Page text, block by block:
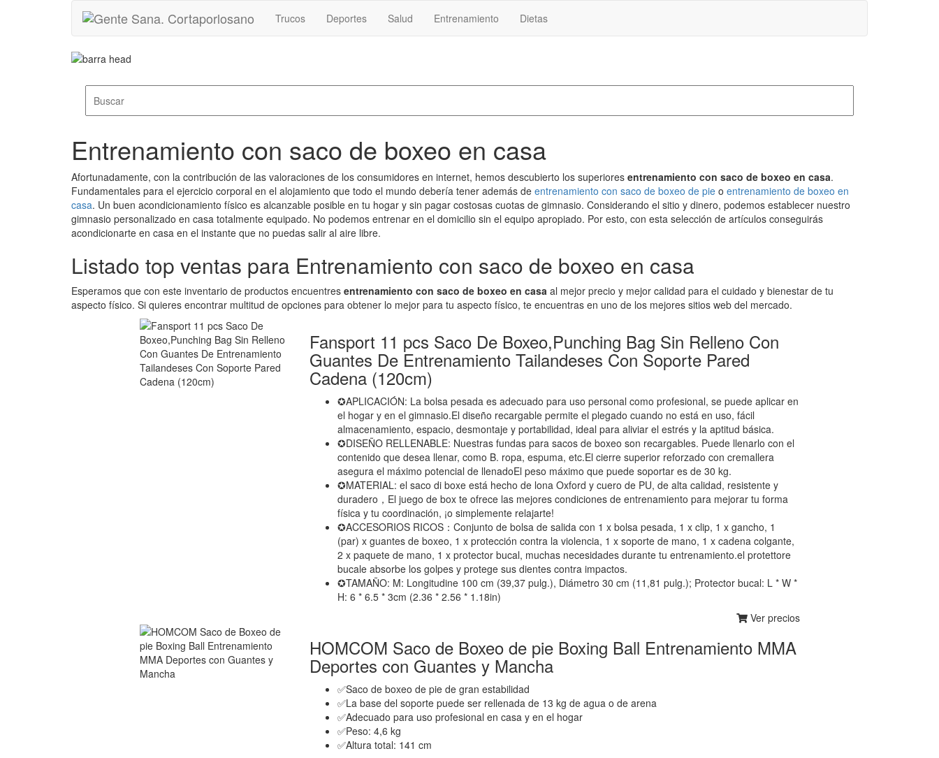
Trucos Deportes Salud Entrenamiento Dietas
Entrenamiento con saco de boxeo en casa
Afortunadamente, con la contribución de las valoraciones de los consumidores en internet, hemos descubierto los superiores entrenamiento con saco de boxeo en casa.
Fundamentales para el ejercicio corporal en el alojamiento que todo el mundo debería tener además de entrenamiento con saco de boxeo de pie o entrenamiento de boxeo en
casa. Un buen acondicionamiento físico es alcanzable posible en tu hogar y sin pagar costosas cuotas de gimnasio. Considerando el sitio y dinero, podemos establecer nuestro
gimnasio personalizado en casa totalmente equipado. No podemos entrenar en el domicilio sin el equipo apropiado. Por esto, con esta selección de artículos conseguirás
acondicionarte en casa en el instante que no puedas salir al aire libre.
Listado top ventas para Entrenamiento con saco de boxeo en casa
Esperamos que con este inventario de productos encuentres entrenamiento con saco de boxeo en casa al mejor precio y mejor calidad para el cuidado y bienestar de tu
aspecto físico. Si quieres encontrar multitud de opciones para obtener lo mejor para tu aspecto físico, te encuentras en uno de los mejores sitios web del mercado.
Fansport 11 pcs Saco De Boxeo,Punching Bag Sin Relleno Con
Guantes De Entrenamiento Tailandeses Con Soporte Pared
Cadena (120cm)
✪APLICACIÓN: La bolsa pesada es adecuado para uso personal como profesional, se puede aplicar en
el hogar y en el gimnasio.El diseño recargable permite el plegado cuando no está en uso, fácil
almacenamiento, espacio, desmontaje y portabilidad, ideal para aliviar el estrés y la aptitud básica.
✪DISEÑO RELLENABLE: Nuestras fundas para sacos de boxeo son recargables. Puede llenarlo con el
contenido que desea llenar, como B. ropa, espuma, etc.El cierre superior reforzado con cremallera
asegura el máximo potencial de llenadoEl peso máximo que puede soportar es de 30 kg.
✪MATERIAL: el saco di boxe está hecho de lona Oxford y cuero de PU, de alta calidad, resistente y
duradero，El juego de box te ofrece las mejores condiciones de entrenamiento para mejorar tu forma
física y tu coordinación, ¡o simplemente relajarte!
✪ACCESORIOS RICOS：Conjunto de bolsa de salida con 1 x bolsa pesada, 1 x clip, 1 x gancho, 1
(par) x guantes de boxeo, 1 x protección contra la violencia, 1 x soporte de mano, 1 x cadena colgante,
2 x paquete de mano, 1 x protector bucal, muchas necesidades durante tu entrenamiento.el protettore
bucale absorbe los golpes y protege sus dientes contra impactos.
✪TAMAÑO: M: Longitudine 100 cm (39,37 pulg.), Diámetro 30 cm (11,81 pulg.); Protector bucal: L * W *
H: 6 * 6.5 * 3cm (2.36 * 2.56 * 1.18in)
Ver precios
HOMCOM Saco de Boxeo de pie Boxing Ball Entrenamiento MMA
Deportes con Guantes y Mancha
✅Saco de boxeo de pie de gran estabilidad
✅La base del soporte puede ser rellenada de 13 kg de agua o de arena
✅Adecuado para uso profesional en casa y en el hogar
✅Peso: 4,6 kg
✅Altura total: 141 cm